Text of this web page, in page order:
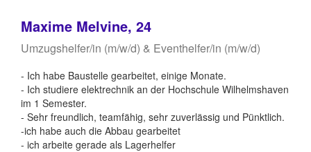
Maxime Melvine, 24
Umzugshelfer/in (m/w/d) & Eventhelfer/in (m/w/d)
- Ich habe Baustelle gearbeitet, einige Monate.
- Ich studiere elektrechnik an der Hochschule Wilhelmshaven
im 1 Semester.
- Sehr freundlich, teamfähig, sehr zuverlässig und Pünktlich.
-ich habe auch die Abbau gearbeitet
- ich arbeite gerade als Lagerhelfer